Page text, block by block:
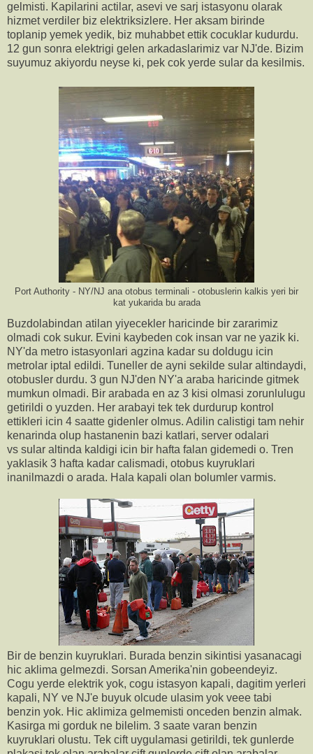
gelmisti. Kapilarini actilar, asevi ve sarj istasyonu olarak
hizmet verdiler biz elektriksizlere. Her aksam birinde
toplanip yemek yedik, biz muhabbet ettik cocuklar kudurdu.
12 gun sonra elektrigi gelen arkadaslarimiz var NJ'de. Bizim
suyumuz akiyordu neyse ki, pek cok yerde sular da kesilmis.
Port Authority - NY/NJ ana otobus terminali - otobuslerin kalkis yeri bir
kat yukarida bu arada
Buzdolabindan atilan yiyecekler haricinde bir zararimiz
olmadi cok sukur. Evini kaybeden cok insan var ne yazik ki.
NY'da metro istasyonlari agzina kadar su doldugu icin
metrolar iptal edildi. Tuneller de ayni sekilde sular altindaydi,
otobusler durdu. 3 gun NJ'den NY'a araba haricinde gitmek
mumkun olmadi. Bir arabada en az 3 kisi olmasi zorunlulugu
getirildi o yuzden. Her arabayi tek tek durdurup kontrol
ettikleri icin 4 saatte gidenler olmus. Adilin calistigi tam nehir
kenarinda olup hastanenin bazi katlari, server odalari
vs sular altinda kaldigi icin bir hafta falan gidemedi o. Tren
yaklasik 3 hafta kadar calismadi, otobus kuyruklari
inanilmazdi o arada. Hala kapali olan bolumler varmis.
Bir de benzin kuyruklari. Burada benzin sikintisi yasanacagi
hic aklima gelmezdi. Sorsan Amerika'nin gobeendeyiz.
Cogu yerde elektrik yok, cogu istasyon kapali, dagitim yerleri
kapali, NY ve NJ'e buyuk olcude ulasim yok veee tabi
benzin yok. Hic aklimiza gelmemisti onceden benzin almak.
Kasirga mi gorduk ne bilelim. 3 saate varan benzin
kuyruklari olustu. Tek cift uygulamasi getirildi, tek gunlerde